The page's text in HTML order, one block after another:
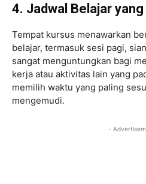
4. Jadwal Belajar yang
Tempat kursus menawarkan
belajar, termasuk sesi pagi,
sangat menguntungkan bagi
kerja atau aktivitas lain yang
memilih waktu yang paling
mengemudi.
-